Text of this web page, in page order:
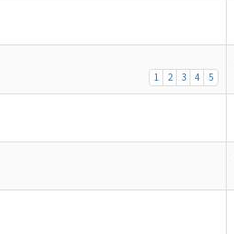
1 2 3 4 5